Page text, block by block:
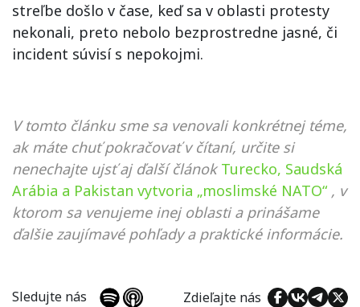
streľbe došlo v čase, keď sa v oblasti protesty
nekonali, preto nebolo bezprostredne jasné, či
incident súvisí s nepokojmi.
V tomto článku sme sa venovali konkrétnej téme,
ak máte chuť pokračovať v čítaní, určite si
nenechajte ujsť aj ďalší článok Turecko, Saudská
Arábia a Pakistan vytvoria „moslimské NATO“ , v
ktorom sa venujeme inej oblasti a prinášame
ďalšie zaujímavé pohľady a praktické informácie.
Sledujte nás Zdieľajte nás